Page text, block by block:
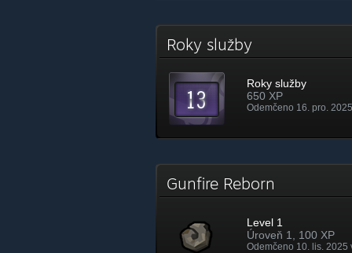
Roky služby
Roky služby
650 XP
Odemčeno 16. pro.
Gunfire Reborn
Level 1
Úroveň 1, 100 XP
Odemčeno 10. lis. 2025